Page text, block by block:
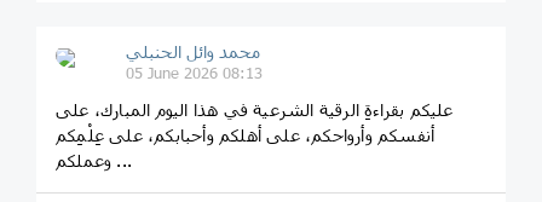
محمد وائل الحنبلي
05 June 2026 08:13
عليكم بقراءةِ الرقية الشرعية في هذا اليوم المبارك، على
أنفسكم وأرواحكم، على أهلكم وأحبابكم، على عِلْمِكم
وعملكم ...